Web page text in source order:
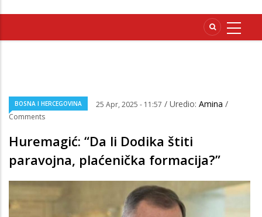
BOSNA I HERCEGOVINA 25 Apr, 2025 - 11:57 / Uredio: Amina /
Comments
Huremagić: “Da li Dodika štiti
paravojna, plaćenička formacija?”